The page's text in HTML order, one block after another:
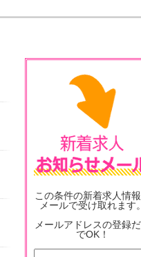
この条件の新着求人情
メールで受け取れます。
メールアドレスの登録
でOK！